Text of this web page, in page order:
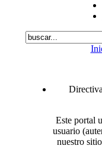
Este portal
usuario
nuestro